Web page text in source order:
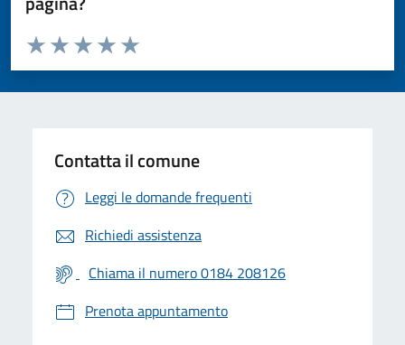
Valuta da 1 a 5 stelle la pagina
Valuta 5 stelle su 5
Valuta 4 stelle su 5
Valuta 3 stelle su 5
Valuta 2 stelle su 5
Valuta 1 stelle su 5
Contatta il comune
Leggi le domande frequenti
Richiedi assistenza
Chiama il numero 0184 208126
Prenota appuntamento